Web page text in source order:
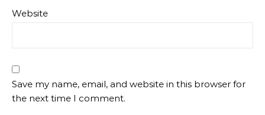
Website
Save my name, email, and website in this browser for
the next time I comment.